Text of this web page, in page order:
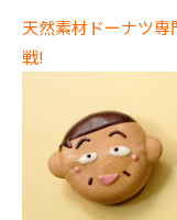
〒104-0061
天然素材ドーナツ
戦!